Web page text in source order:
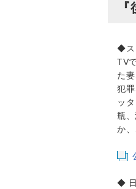
◆ス
TV
た
犯
ッ
瓶
か、
◆ 日